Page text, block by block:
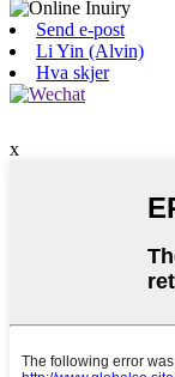
Send e-post
Li Yin (Alvin)
Hva skjer
x